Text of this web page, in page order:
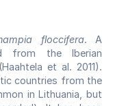
floccifera. A
from the Iberian
et al. 2011).
countries from the
in Lithuania, but